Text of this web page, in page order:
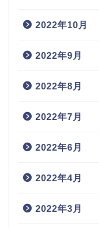
2022年10月
2022年9月
2022年8月
2022年7月
2022年6月
2022年4月
2022年3月